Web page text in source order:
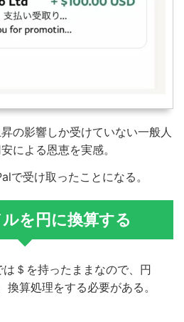
の影響しか受けていない一般人
による恩恵を実感。
で受け取ったことになる。
を円に換算する
＄を持ったままなので、円
換算処理をする必要がある。